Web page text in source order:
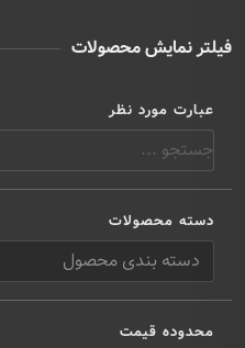
فیلتر نمایش محصولات
عبارت مورد نظر
دسته محصولات
محدوده قیمت